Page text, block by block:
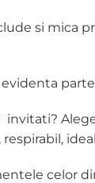
si
celor